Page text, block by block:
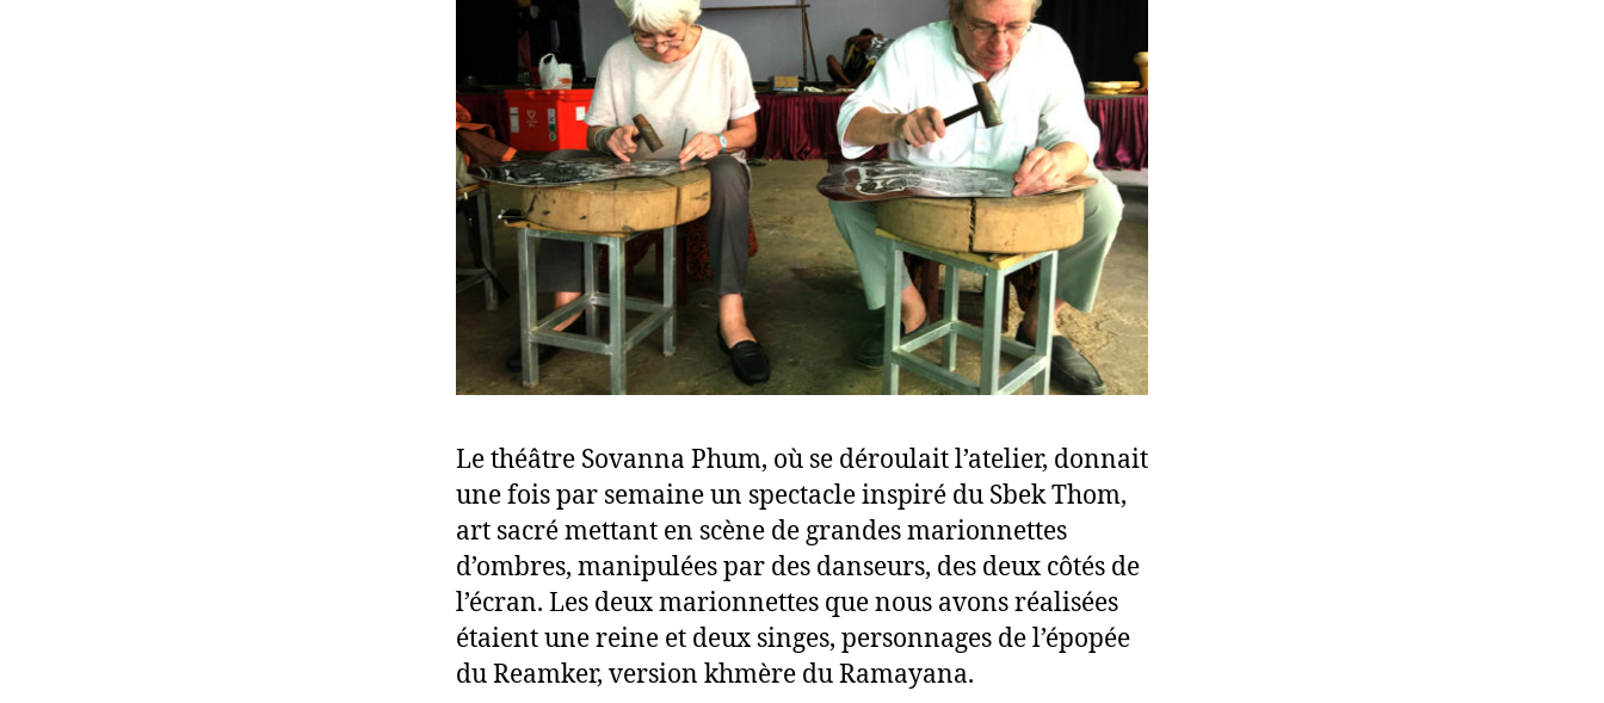
Le théâtre Sovanna Phum, où se déroulait l’atelier, donnait
une fois par semaine un spectacle inspiré du Sbek Thom,
art sacré mettant en scène de grandes marionnettes
d’ombres, manipulées par des danseurs, des deux côtés de
l’écran. Les deux marionnettes que nous avons réalisées
étaient une reine et deux singes, personnages de l’épopée
du Reamker, version khmère du Ramayana.